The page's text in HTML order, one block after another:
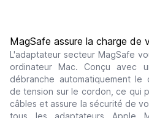
MagSafe assure la charge de
L'adaptateur secteur MagSafe
ordinateur Mac. Conçu avec
débranche automatiquement
de tension sur le cordon, ce qui
câbles et assure la sécurité de
tous les adaptateurs Apple